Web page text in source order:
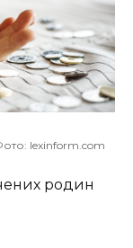
lexinform.com
родин